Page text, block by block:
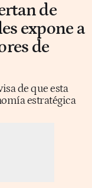
de
expone a
de
de que esta
estratégica